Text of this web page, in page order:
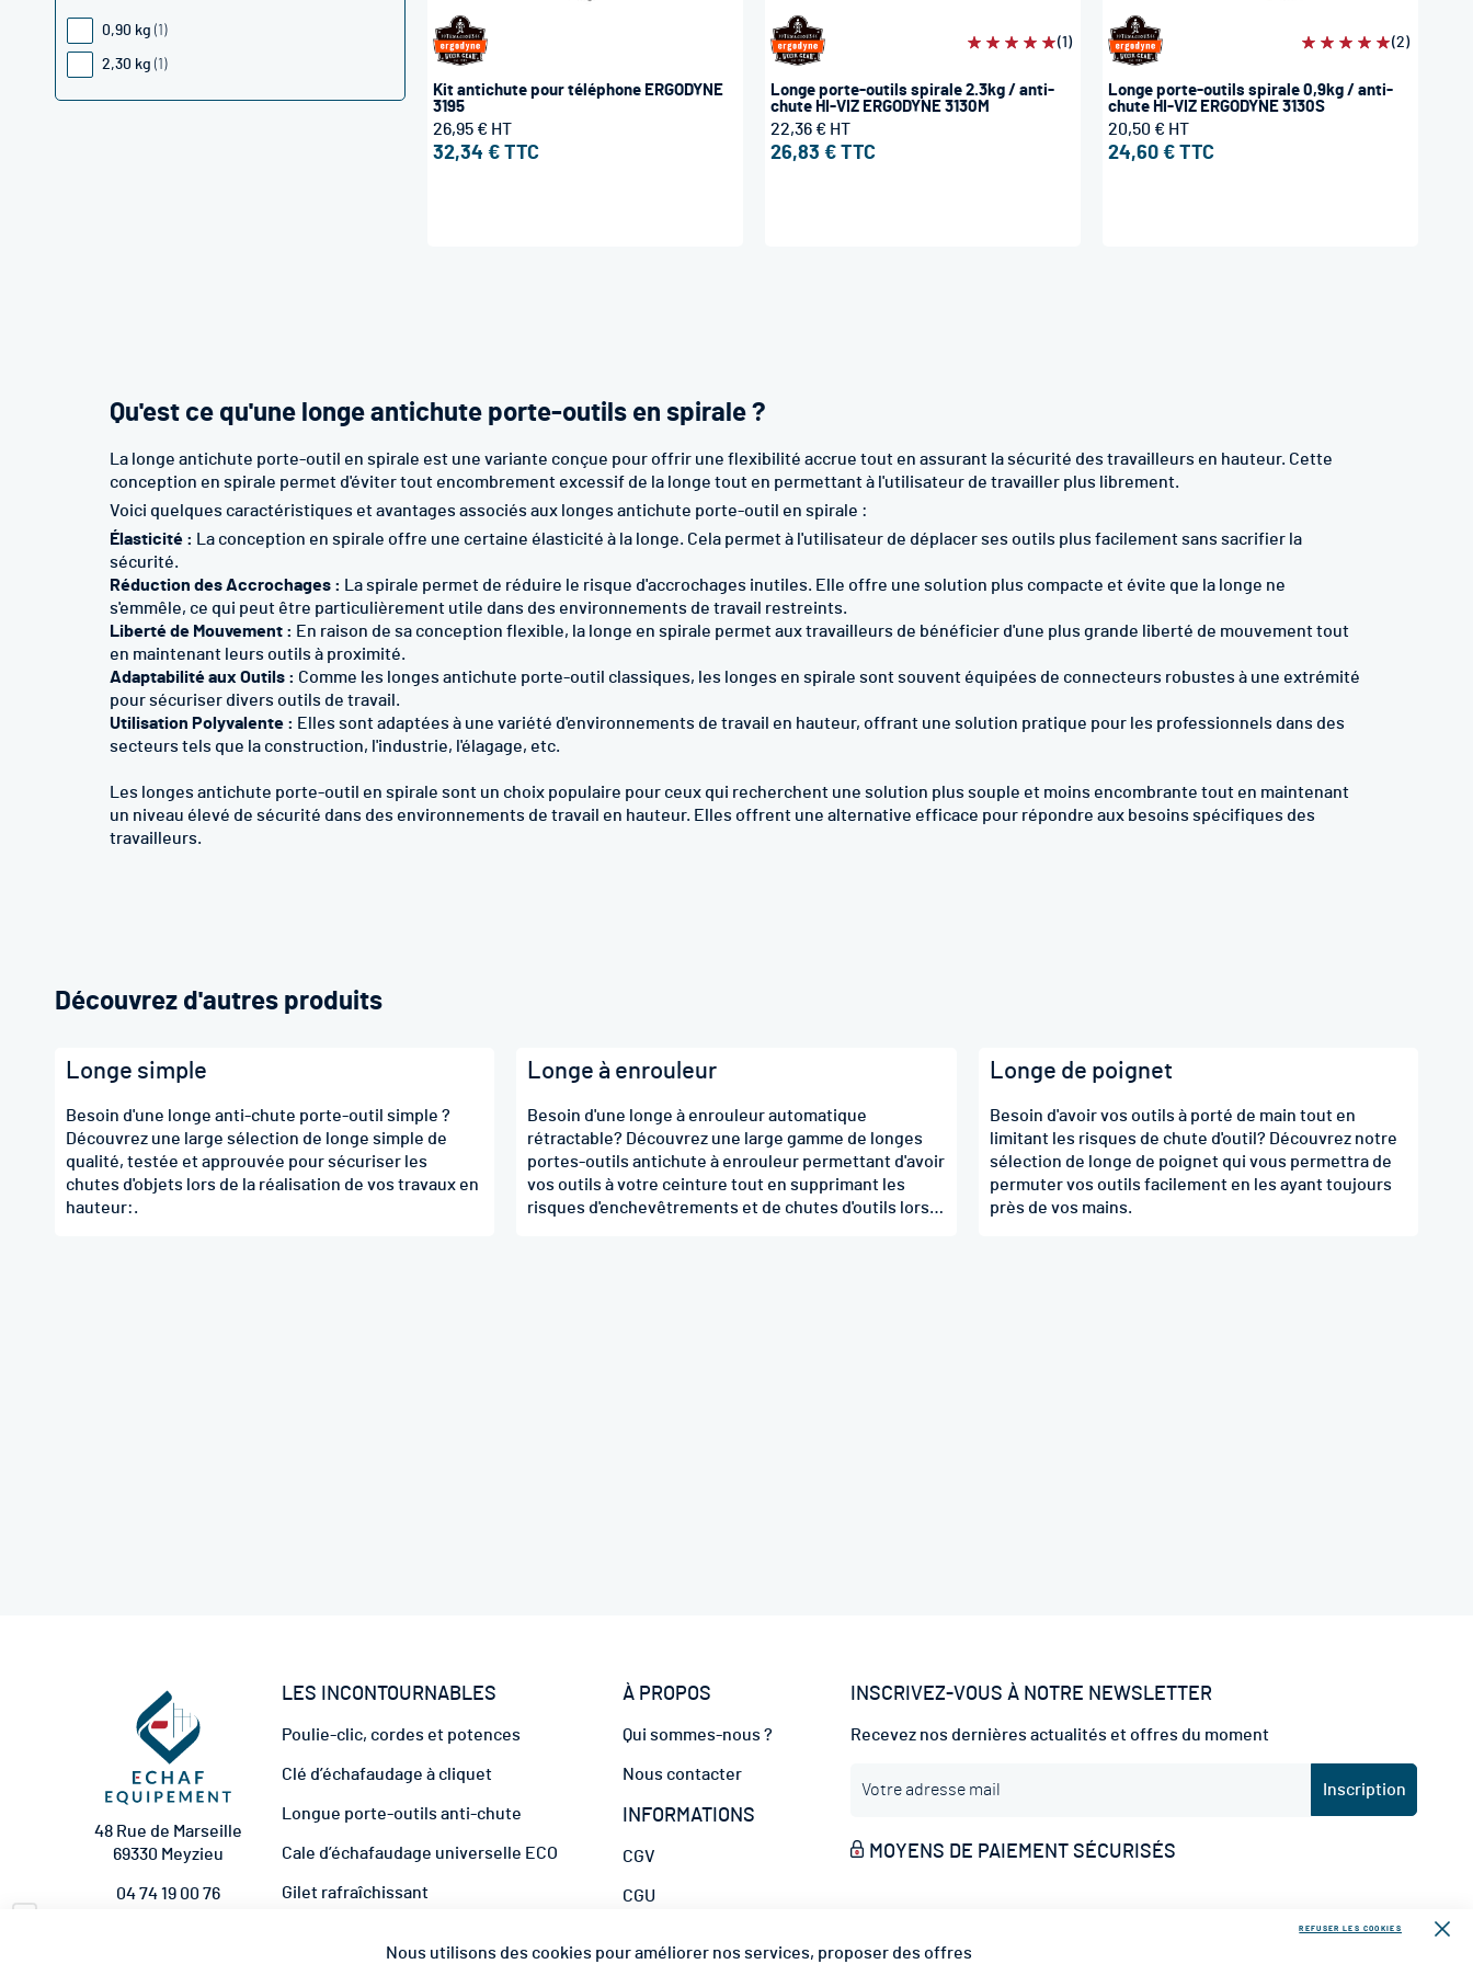
Découvrez d'autres produits
Longe simple
Besoin d'une longe anti-chute porte-outil simple ?
Découvrez une large sélection de longe simple de
qualité, testée et approuvée pour sécuriser les
chutes d'objets lors de la réalisation de vos travaux en
hauteur:.
Longe à enrouleur
Besoin d'une longe à enrouleur automatique
rétractable? Découvrez une large gamme de longes
portes-outils antichute à enrouleur permettant d'avoir
vos outils à votre ceinture tout en supprimant les
risques d'enchevêtrements et de chutes d'outils lors
Longe de poignet
Besoin d'avoir vos outils à porté de main tout en
limitant les risques de chute d'outil? Découvrez notre
sélection de longe de poignet qui vous permettra de
permuter vos outils facilement en les ayant toujours
près de vos mains.
Qu'est ce qu'une longe antichute porte-outils en spirale ?
La longe antichute porte-outil en spirale est une variante conçue pour offrir une flexibilité accrue tout en assurant la sécurité des travailleurs en hauteur. Cette
conception en spirale permet d'éviter tout encombrement excessif de la longe tout en permettant à l'utilisateur de travailler plus librement.
Voici quelques caractéristiques et avantages associés aux longes antichute porte-outil en spirale :
Élasticité : La conception en spirale offre une certaine élasticité à la longe. Cela permet à l'utilisateur de déplacer ses outils plus facilement sans sacrifier la
sécurité.
Réduction des Accrochages : La spirale permet de réduire le risque d'accrochages inutiles. Elle offre une solution plus compacte et évite que la longe ne
s'emmêle, ce qui peut être particulièrement utile dans des environnements de travail restreints.
Liberté de Mouvement : En raison de sa conception flexible, la longe en spirale permet aux travailleurs de bénéficier d'une plus grande liberté de mouvement tout
en maintenant leurs outils à proximité.
Adaptabilité aux Outils : Comme les longes antichute porte-outil classiques, les longes en spirale sont souvent équipées de connecteurs robustes à une extrémité
pour sécuriser divers outils de travail.
Utilisation Polyvalente : Elles sont adaptées à une variété d'environnements de travail en hauteur, offrant une solution pratique pour les professionnels dans des
secteurs tels que la construction, l'industrie, l'élagage, etc.
Les longes antichute porte-outil en spirale sont un choix populaire pour ceux qui recherchent une solution plus souple et moins encombrante tout en maintenant
un niveau élevé de sécurité dans des environnements de travail en hauteur. Elles offrent une alternative efficace pour répondre aux besoins spécifiques des
travailleurs.
Kit antichute pour téléphone ERGODYNE
3195
32,34 €
26,95 €
Évaluation:(1)
Longe porte-outils spirale 2.3kg / anti-
chute HI-VIZ ERGODYNE 3130M
26,83 €
22,36 €
Évaluation:(2)
Longe porte-outils spirale 0,9kg / anti-
chute HI-VIZ ERGODYNE 3130S
24,60 €
20,50 €
0,90 kg 1
2,30 kg 1
48 Rue de Marseille
69330 Meyzieu
04 74 19 00 76
LES INCONTOURNABLES
Poulie-clic, cordes et potences
Clé d’échafaudage à cliquet
Longue porte-outils anti-chute
Cale d’échafaudage universelle ECO
Gilet rafraîchissant
À PROPOS
Qui sommes-nous ?
Nous contacter
INFORMATIONS
CGV
CGU
INSCRIVEZ-VOUS À NOTRE NEWSLETTER
Recevez nos dernières actualités et offres du moment
c
i
Inscription
MOYENS DE PAIEMENT SÉCURISÉS
Nous utilisons des cookies pour améliorer nos services, proposer des offres
REFUSER LES COOKIES